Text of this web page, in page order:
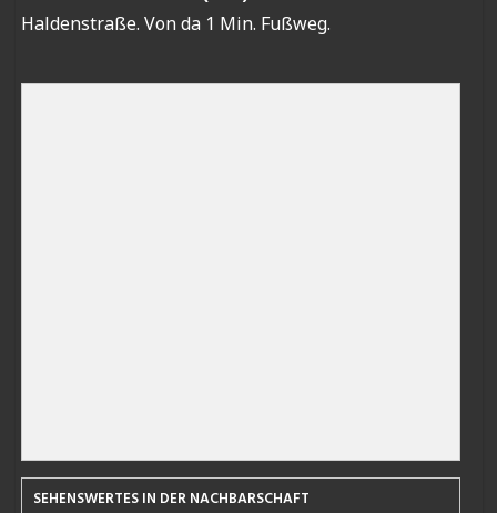
Haldenstraße. Von da 1 Min. Fußweg.
SEHENSWERTES IN DER NACHBARSCHAFT